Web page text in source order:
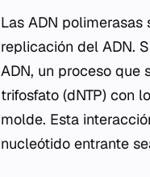
Las ADN
replicación del ADN.
ADN, un proceso que
trifosfato (dNTP) con
molde. Esta
nucleótido entrante